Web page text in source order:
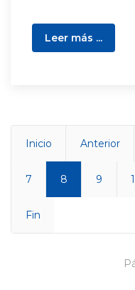
Leer más ...
Inicio Anterior
7 8 9
Fin